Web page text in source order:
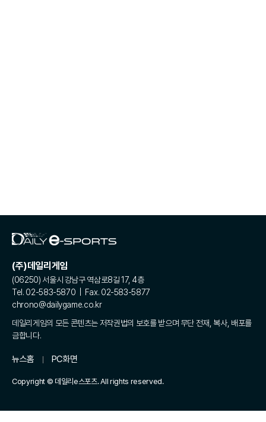
(주)데일리게임
(06250) 서울시 강남구 역삼로8길 17, 4층
Tel. 02-583-5870 | Fax. 02-583-5877
chrono@dailygame.co.kr
데일리게임의 모든 콘텐츠는 저작권법의 보호를 받으며 무단 전재, 복사, 배포를
금합니다.
뉴스홈 PC화면
Copyright © 데일리e스포츠. All rights reserved.